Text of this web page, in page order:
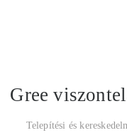
Gree
Telepítési és